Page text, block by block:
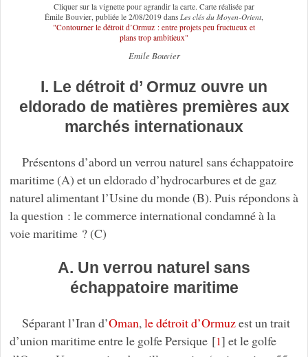
Cliquer sur la vignette pour agrandir la carte. Carte réalisée par
Émile Bouvier, publiée le 2/08/2019 dans Les clés du Moyen-Orient,
"Contourner le détroit d’Ormuz : entre projets peu fructueux et
plans trop ambitieux"
Emile Bouvier
I. Le détroit d’ Ormuz ouvre un
eldorado de matières premières aux
marchés internationaux
Présentons d’abord un verrou naturel sans échappatoire
maritime (A) et un eldorado d’hydrocarbures et de gaz
naturel alimentant l’Usine du monde (B). Puis répondons à
la question : le commerce international condamné à la
voie maritime ? (C)
A. Un verrou naturel sans
échappatoire maritime
Séparant l’Iran d’Oman, le détroit d’Ormuzest un trait
d’union maritime entre le golfe Persique[1] et le golfe